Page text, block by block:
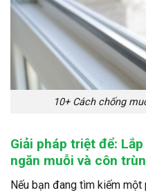
10+ Cách chống
Giải pháp triệt để:
ngăn muỗi và côn
Nếu bạn đang tìm kiếm